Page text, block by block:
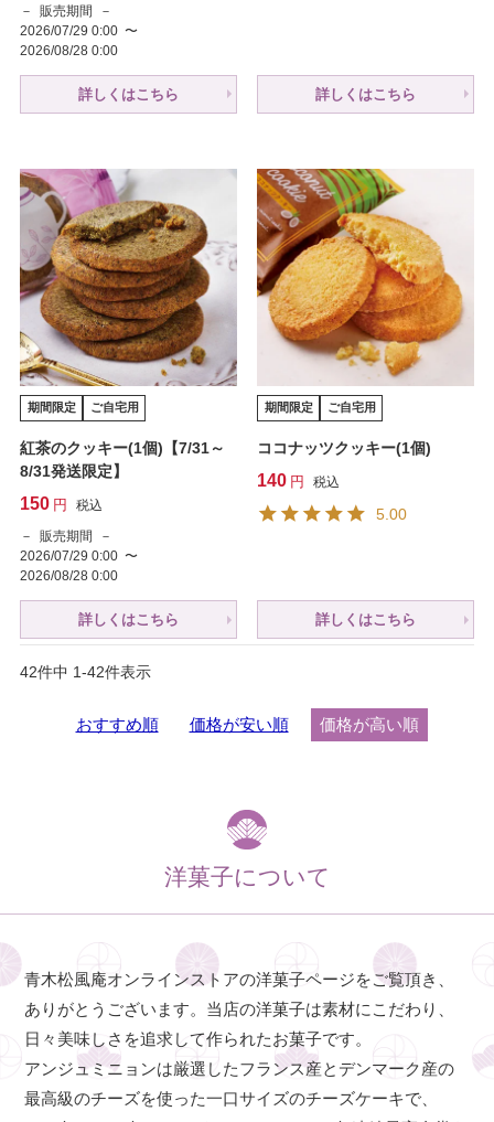
販売期間
2026/07/29 0:00 〜
2026/08/28 0:00
詳しくはこちら 詳しくはこちら
期間限定 ご自宅用
紅茶のクッキー(1個)【7/31～
8/31発送限定】
150
税込
販売期間
2026/07/29 0:00 〜
2026/08/28 0:00
詳しくはこちら
期間限定 ご自宅用
ココナッツクッキー(1個)
140 税込
5.00
詳しくはこちら
おすすめ順 価格が安い順 価格が高い順
42件中 1-42件表示
洋菓子について
青木松風庵オンラインストアの洋菓子ページをご覧頂き、
ありがとうございます。当店の洋菓子は素材にこだわり、
日々美味しさを追求して作られたお菓子です。
アンジュミニョンは厳選したフランス産とデンマーク産の
最高級のチーズを使った一口サイズのチーズケーキで、